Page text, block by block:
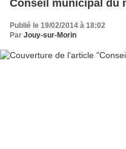
Conseil municipal du
Publié le 19/02/2014 à 18:02
Par Jouy-sur-Morin